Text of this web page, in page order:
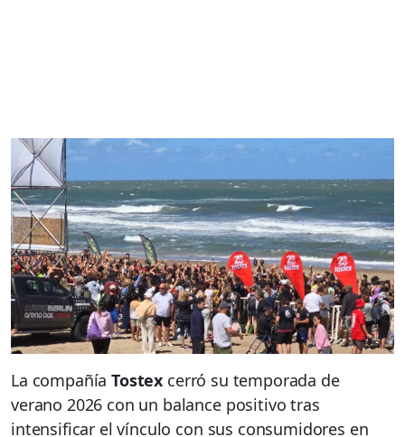
La compañíaTostex cerró su temporada de
verano 2026 con un balance positivo tras
intensificar el vínculo con sus consumidores en